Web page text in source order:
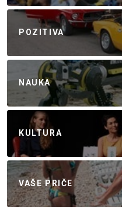
POZITIVA
NAUKA
KULTURA
VAŠE PRIČE